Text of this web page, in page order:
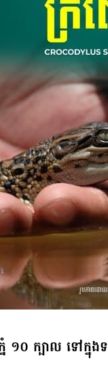
បារម្ភខ្លាំង និយាយភ័
ងក្តីកង្វល់ថា គ្រួសារល
ខ្ញុំសំណូមពរឱ្យអាជ្ញា
ឋបាលខេត្តបានឯកភ
ការសិក្សាស្រាវជ្រាវ
រូវគោរពកិច្ចសន្យាកា
គស្របច្បាប់ពីរាជរដ្ឋ
ន្ត្រីជំនាញកំពុងបន្តធ្
១០ ក្បាល ទៅក្នុង